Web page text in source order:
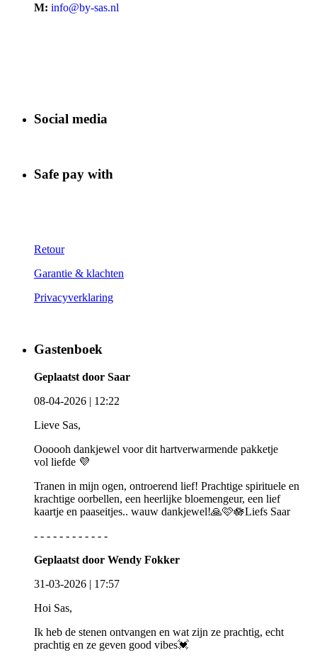
M: info@by-sas.nl
Social media
Safe pay with
Retour
Garantie & klachten
Privacyverklaring
Gastenboek
Geplaatst door Saar
08-04-2026 | 12:22
Lieve Sas,
Oooooh dankjewel voor dit hartverwarmende pakketje
vol liefde 💜
Tranen in mijn ogen, ontroerend lief! Prachtige spirituele en
krachtige oorbellen, een heerlijke bloemengeur, een lief
kaartje en paaseitjes.. wauw dankjewel!🙏🩷🪷Liefs Saar
- - - - - - - - - - - -
Geplaatst door Wendy Fokker
31-03-2026 | 17:57
Hoi Sas,
Ik heb de stenen ontvangen en wat zijn ze prachtig, echt
prachtig en ze geven good vibes💓